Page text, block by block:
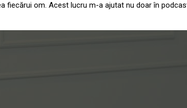
fiecărui om. Acest lucru m-a ajutat nu doar în